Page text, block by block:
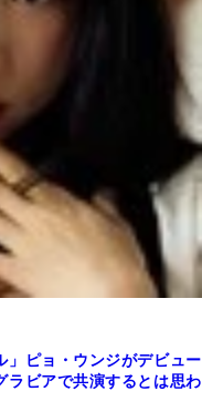
」ピョ・ウンジがデビュー
ラビアで共演するとは思わ